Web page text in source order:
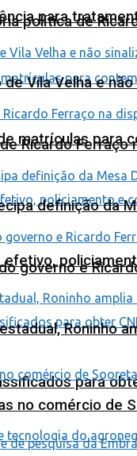
para
matrículas para
efetivo,
para
política de
Vila Velha e
Ricardo Ferraço
definição da
governo e
Roninho
no comércio de